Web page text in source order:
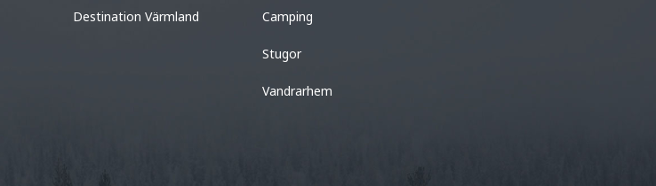
Destination Värmland Camping
Stugor
Vandrarhem